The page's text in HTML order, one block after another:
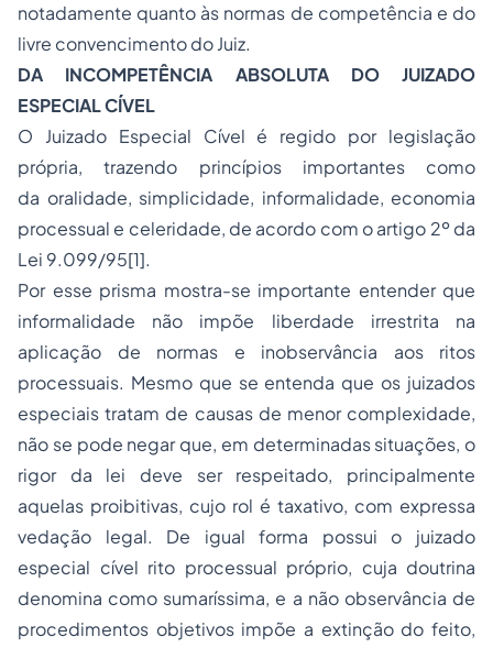
notadamente quanto às normas de competência e do
livre convencimento do Juiz.
DA INCOMPETÊNCIA ABSOLUTA DO JUIZADO
ESPECIAL CÍVEL
O Juizado Especial Cível é regido por legislação
própria, trazendo princípios importantes como
da oralidade, simplicidade, informalidade, economia
processual e celeridade, de acordo com o artigo 2º da
Lei 9.099/95[1].
Por esse prisma mostra-se importante entender que
informalidade não impõe liberdade irrestrita na
aplicação de normas e inobservância aos ritos
processuais. Mesmo que se entenda que os juizados
especiais tratam de causas de menor complexidade,
não se pode negar que, em determinadas situações, o
rigor da lei deve ser respeitado, principalmente
aquelas proibitivas, cujo rol é taxativo, com expressa
vedação legal. De igual forma possui o juizado
especial cível rito processual próprio, cuja doutrina
denomina como sumaríssima, e a não observância de
procedimentos objetivos impõe a extinção do feito,